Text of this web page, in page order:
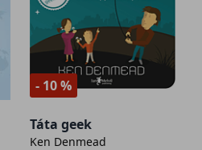
- 10 %
Táta geek
Ken Denmead